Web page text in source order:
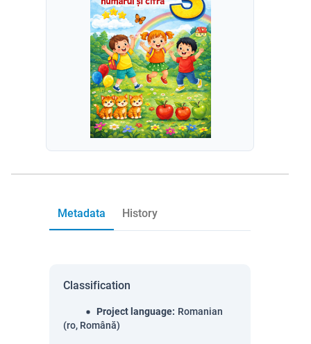
Metadata History
Classification
Project language: Romanian
(ro, Română)